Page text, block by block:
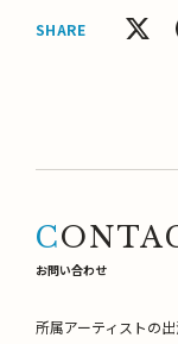
SHARE X
お問い合わせ
所属アーティストの